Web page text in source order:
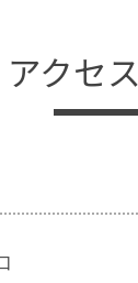
アクセ